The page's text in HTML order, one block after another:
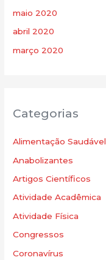
maio 2020
abril 2020
março 2020
Categorias
Alimentação Saudável
Anabolizantes
Artigos Científicos
Atividade Acadêmica
Atividade Física
Congressos
Coronavírus